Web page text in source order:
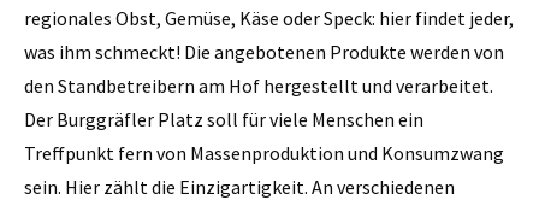
regionales Obst, Gemüse, Käse oder Speck: hier findet jeder,
was ihm schmeckt! Die angebotenen Produkte werden von
den Standbetreibern am Hof hergestellt und verarbeitet.
Der Burggräfler Platz soll für viele Menschen ein
Treffpunkt fern von Massenproduktion und Konsumzwang
sein. Hier zählt die Einzigartigkeit. An verschiedenen